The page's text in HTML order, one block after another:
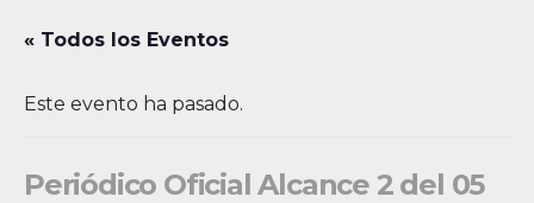
« Todos los Eventos
Este evento ha pasado.
Periódico Oficial Alcance 2 del 05